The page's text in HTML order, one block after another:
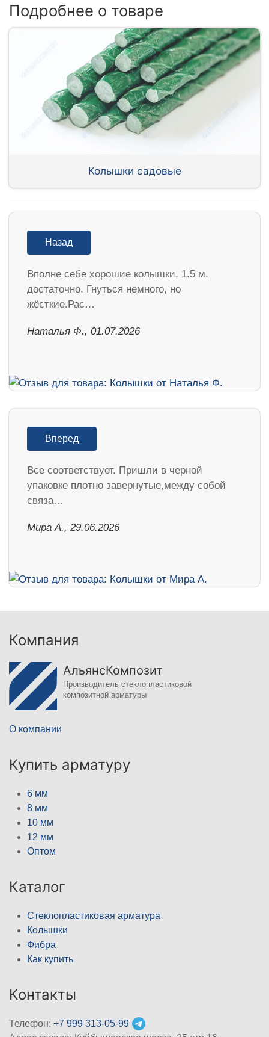
Подробнее о товаре
Колышки садовые
Назад
Вполне себе хорошие колышки, 1.5 м.
достаточно. Гнуться немного, но
жёсткие.Рас…
Наталья Ф., 01.07.2026
Вперед
Все соответствует. Пришли в черной
упаковке плотно завернутые,между собой
связа…
Мира А., 29.06.2026
Компания
АльянсКомпозит
Производитель стеклопластиковой
композитной арматуры
О компании
Купить арматуру
6 мм
8 мм
10 мм
12 мм
Оптом
Каталог
Стеклопластиковая арматура
Колышки
Фибра
Как купить
Контакты
Телефон: +7 999 313-05-99